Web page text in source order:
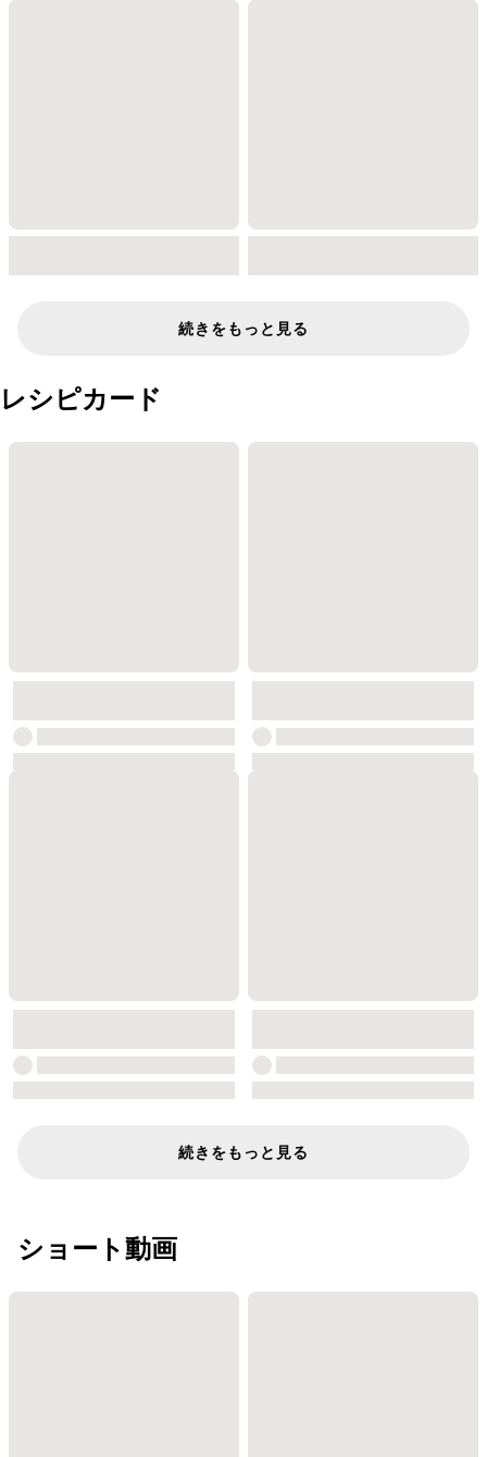
続きをもっと見る
レシピカード
続きをもっと見る
ショート動画